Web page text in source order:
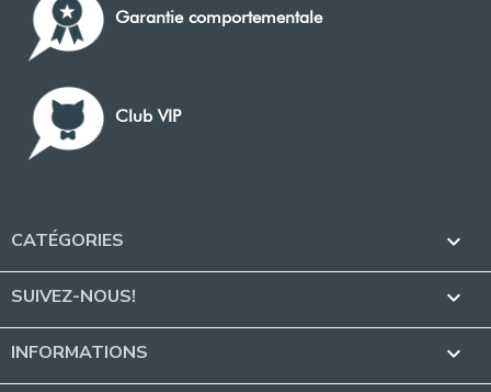
Garantie comportementale
Club VIP
CATÉGORIES 
SUIVEZ-NOUS! 
INFORMATIONS 